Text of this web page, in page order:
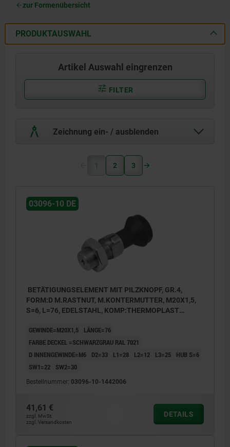
zur Formenübersicht
PRODUKTAUSWAHL
Artikel Auswahl eingrenzen
FILTER
Zeichnung ein- / ausblenden
1) Arretierbolzen
2) Bowdenzughülle
1 2 3
03096-10 DE
BETÄTIGUNGSELEMENT MIT PILZKNOPF, GR.4,
FORM:D M.RASTNUT, M.KONTERMUTTER, M20X1,5,
S=6, L=76, EDELSTAHL, KOMP:THERMOPLAST
RAL7021
GEWINDE=M20X1,5
LÄNGE=76
FARBE DECKEL =SCHWARZGRAU RAL 7021
D INNENGEWINDE=M6
D2=33 L1=28 L2=12 L3=25
HUB S=6
SW1=22
SW2=30
Bestellnummer: 03096-10-1442006
41,61 €
zzgl. MwSt.
zzgl. Versandkosten
DETAILS